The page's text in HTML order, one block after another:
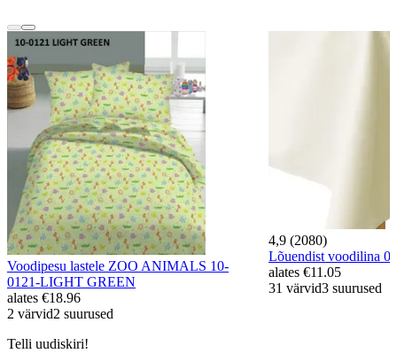
Voodipesu lastele ZOO ANIMALS 10-
0121-LIGHT GREEN
alates €18.96
2 värvid2 suurused
4,9 (2080)
Lõuendist voodilina
alates €11.05
31 värvid3 suurused
Telli uudiskiri!